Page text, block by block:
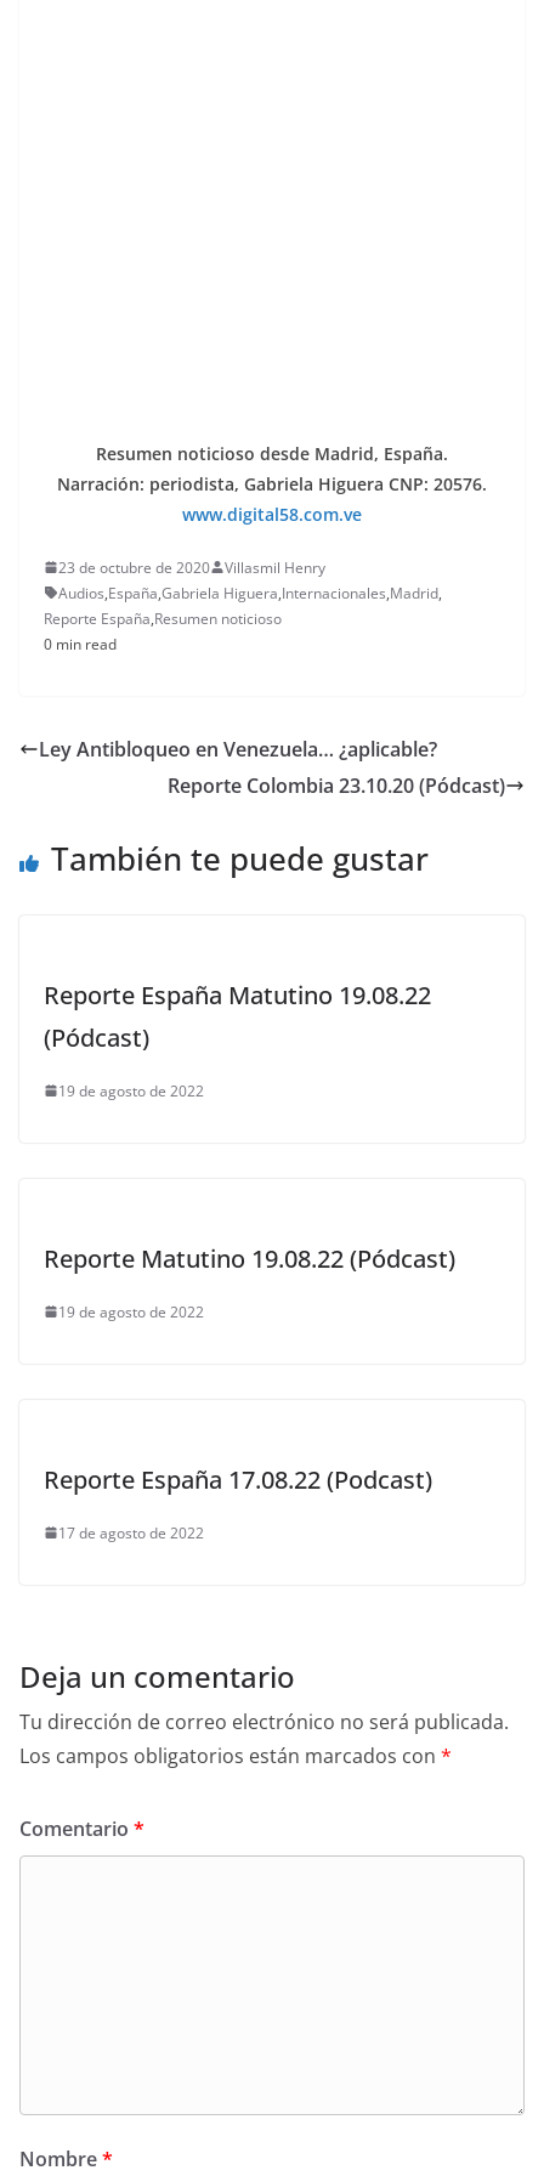
Resumen noticioso desde Madrid, España.
Narración: periodista, Gabriela Higuera CNP: 20576.
www.digital58.com.ve
23 de octubre de 2020
Villasmil Henry
Audios,España,Gabriela Higuera,Internacionales,Madrid,
Reporte España,Resumen noticioso
0 min read
Ley Antibloqueo en Venezuela… ¿aplicable?
Reporte Colombia 23.10.20 (Pódcast)
También te puede gustar
Reporte España Matutino 19.08.22
(Pódcast)
19 de agosto de 2022
Reporte Matutino 19.08.22 (Pódcast)
19 de agosto de 2022
Reporte España 17.08.22 (Podcast)
17 de agosto de 2022
Deja un comentario
Tu dirección de correo electrónico no será publicada.
Los campos obligatorios están marcados con *
Comentario *
Nombre*